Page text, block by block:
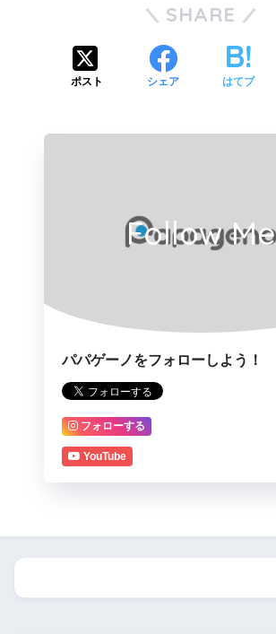
SHARE
ポスト シェア はてブ
Follow Me
パパゲーノをフォローしよう！
フォローする
YouTube